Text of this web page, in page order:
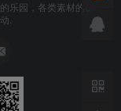
乐园，各类素材的矿
.